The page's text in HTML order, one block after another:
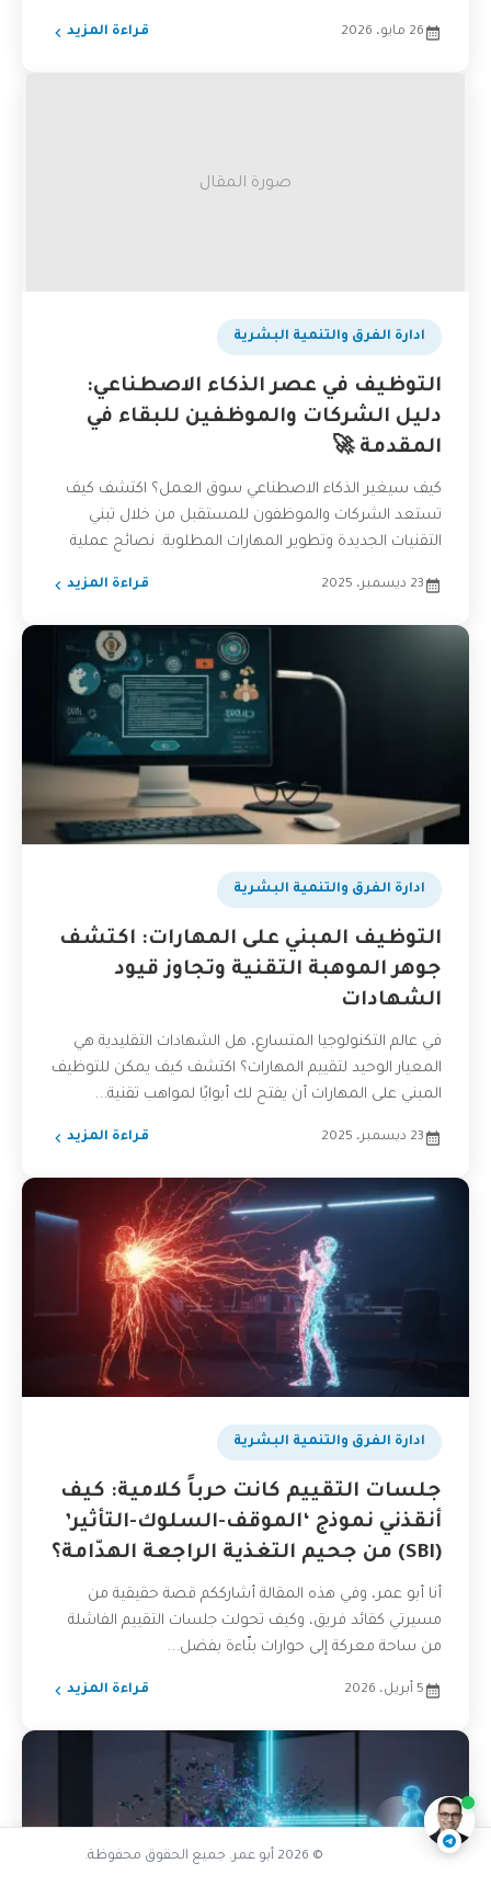
26 مايو، 2026 قراءة المزيد
صورة المقال
ادارة الفرق والتنمية البشرية
التوظيف في عصر الذكاء الاصطناعي:
دليل الشركات والموظفين للبقاء في
المقدمة 🚀
كيف سيغير الذكاء الاصطناعي سوق العمل؟ اكتشف كيف
تستعد الشركات والموظفون للمستقبل من خلال تبني
التقنيات الجديدة وتطوير المهارات المطلوبة. نصائح عملية
23 ديسمبر، 2025 قراءة المزيد
ادارة الفرق والتنمية البشرية
التوظيف المبني على المهارات: اكتشف
جوهر الموهبة التقنية وتجاوز قيود
الشهادات
في عالم التكنولوجيا المتسارع، هل الشهادات التقليدية هي
المعيار الوحيد لتقييم المهارات؟ اكتشف كيف يمكن للتوظيف
المبني على المهارات أن يفتح لك أبوابًا لمواهب تقنية...
23 ديسمبر، 2025 قراءة المزيد
ادارة الفرق والتنمية البشرية
جلسات التقييم كانت حرباً كلامية: كيف
أنقذني نموذج ‘الموقف-السلوك-التأثير’
(SBI) من جحيم التغذية الراجعة الهدّامة؟
أنا أبو عمر، وفي هذه المقالة أشارككم قصة حقيقية من
مسيرتي كقائد فريق، وكيف تحولت جلسات التقييم الفاشلة
من ساحة معركة إلى حوارات بنّاءة بفضل...
5 أبريل، 2026
قراءة المزيد
@AbuOmarTech_bot
© 2026 أبو عمر. جميع الحقوق محفوظة.